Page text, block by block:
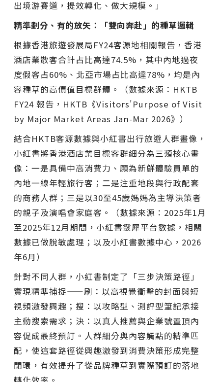
出境游賽道，提效轉化、做大規模。」
精準劃分、有的放矢：「雙向奔赴」 的種草邏輯
根據香港旅遊發展局FY24客源地相關報告，香港
酒店業散客合計占比高達74.5%，其中內地過夜
度假客占60%、北亞市場占比高達78%，均是內
容種草的高價值目標群體。（數據來源：HKTB
FY24 報告，HKTB《Visitors'Purpose of Visit
by Major Market Areas Jan-Mar 2026》）
結合HKTB客源數據與小紅書出行旅遊人群畫像，
小紅書將香港酒店業目標客群細分為三類核心畫
像：一是具備中高消費力、願為新鮮體驗買單的
內地一線年輕旅行客；二是注重地段與行政配套
的商務人群；三是以30至45歲媽媽為主導決策者
的親子及演唱會家庭客。（數據來源：2025年1月
至2025年12月期間，小紅書靈犀平台數據，相關
數據已做脫敏處理；以及小紅書數據中心，2026
年6月）
針對不同人群，小紅書制定了「三步決策路徑」
實現精準捕捉——刷：以高視覺衝擊的封面與短
視頻激發興趣；搜：以攻略型、測評型筆記承接
主動搜索需求；決：以真人推薦與企業號置頂內
容促成最終預訂。人群細分與內容觸點的精準匹
配，使這套路徑從興趣激發到消費決策形成完整
閉環，有效提升了從品牌種草到實際預訂的落地